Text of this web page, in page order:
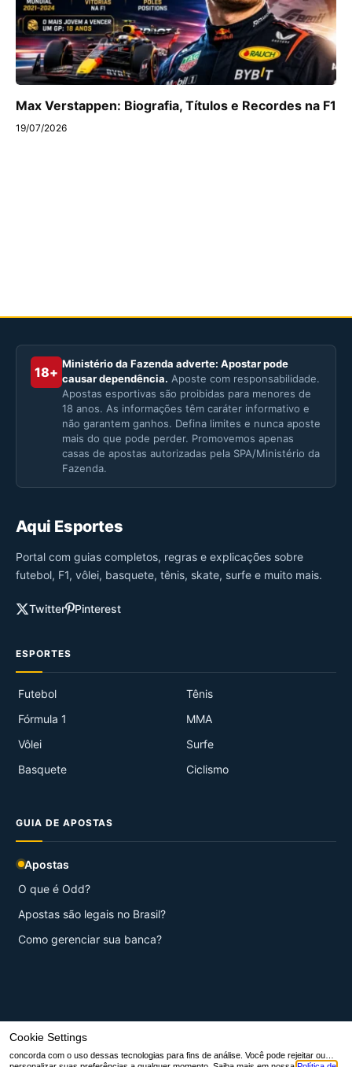
Max Verstappen: Biografia, Títulos e Recordes na F1
19/07/2026
18+
Ministério da Fazenda adverte: Apostar pode
causar dependência. Aposte com responsabilidade.
Apostas esportivas são proibidas para menores de
18 anos. As informações têm caráter informativo e
não garantem ganhos. Defina limites e nunca aposte
mais do que pode perder. Promovemos apenas
casas de apostas autorizadas pela SPA/Ministério da
Fazenda.
Aqui Esportes
Portal com guias completos, regras e explicações sobre
futebol, F1, vôlei, basquete, tênis, skate, surfe e muito mais.
Twitter Pinterest
ESPORTES
Futebol
Fórmula 1
Vôlei
Basquete
Tênis
MMA
Surfe
Ciclismo
GUIA DE APOSTAS
Apostas
O que é Odd?
Apostas são legais no Brasil?
Como gerenciar sua banca?